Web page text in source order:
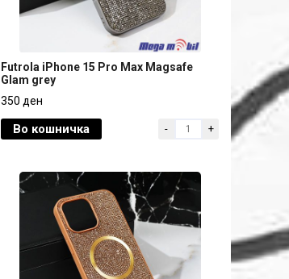
Futrola iPhone 15 Pro Max Magsafe
350 ден
Futrola iPhone 15 Pro Max Magsafe
Glam grey
350 ден
Во кошничка - +